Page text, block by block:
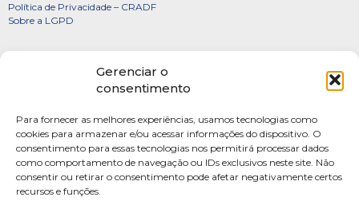
Gerenciar o
consentimento
Para fornecer as melhores experiências, usamos tecnologias como
cookies para armazenar e/ou acessar informações do dispositivo. O
consentimento para essas tecnologias nos permitirá processar dados
como comportamento de navegação ou IDs exclusivos neste site. Não
consentir ou retirar o consentimento pode afetar negativamente certos
recursos e funções.
Política de Privacidade – CRADF
Sobre a LGPD
Diretoria
FOTOS
Webmail
Artigos